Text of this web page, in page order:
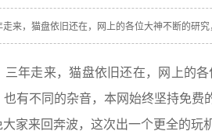
来，猫盘依旧还在，网上的各位大神不断的研
三年走来，猫盘依旧还在，网上的
有不同的杂音，本网始终坚持免
家来回奔波，这次出一个更全的玩